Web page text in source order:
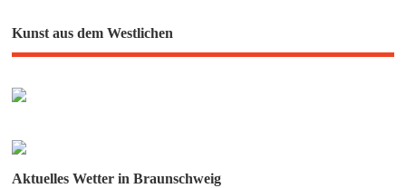
Kunst aus dem Westlichen
Aktuelles Wetter in Braunschweig